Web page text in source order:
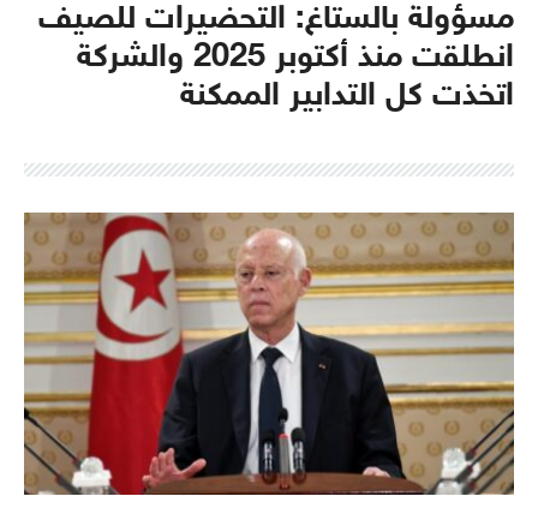
مسؤولة بالستاغ: التحضيرات للصيف
انطلقت منذ أكتوبر 2025 والشركة
اتخذت كل التدابير الممكنة